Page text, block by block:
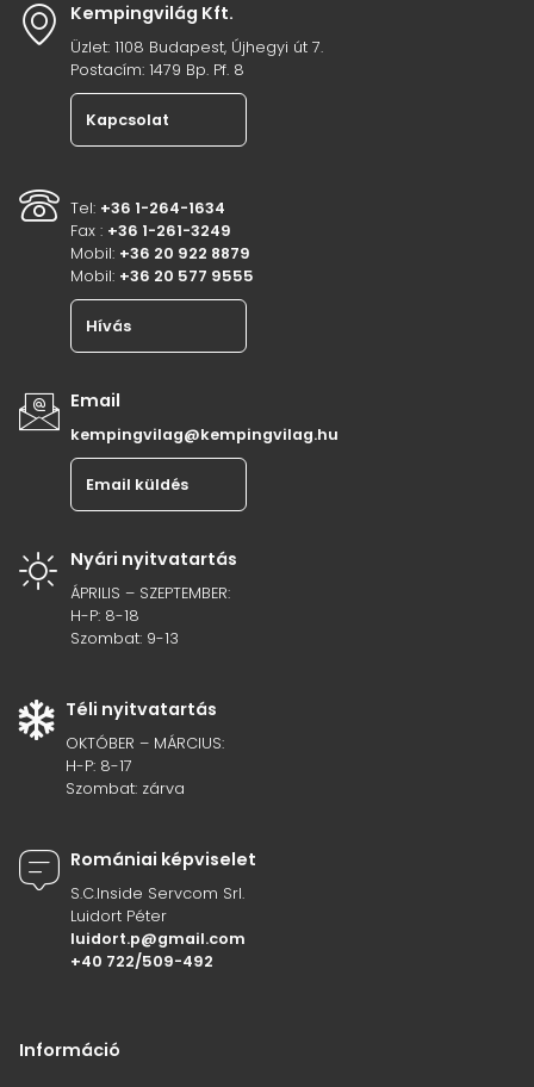
Kempingvilág Kft.
Üzlet: 1108 Budapest, Újhegyi út 7.
Postacím: 1479 Bp. Pf. 8
Kapcsolat
Tel: +36 1-264-1634
Fax : +36 1-261-3249
Mobil: +36 20 922 8879
Mobil: +36 20 577 9555
Hívás
Email
kempingvilag@kempingvilag.hu
Email küldés
Nyári nyitvatartás
ÁPRILIS – SZEPTEMBER:
H-P: 8-18
Szombat: 9-13
Téli nyitvatartás
OKTÓBER – MÁRCIUS:
H-P: 8-17
Szombat: zárva
Romániai képviselet
S.C.Inside Servcom Srl.
Luidort Péter
luidort.p@gmail.com
+40 722/509-492
Információ